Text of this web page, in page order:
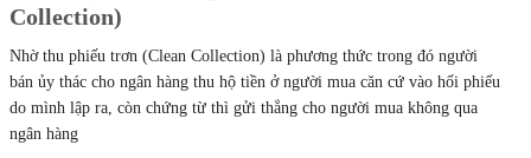
Collection)
Nhờ thu phiếu trơn (Clean Collection) là phương thức trong đó người
bán ủy thác cho ngân hàng thu hộ tiền ở người mua căn cứ vào hối phiếu
do mình lập ra, còn chứng từ thì gửi thẳng cho người mua không qua
ngân hàng